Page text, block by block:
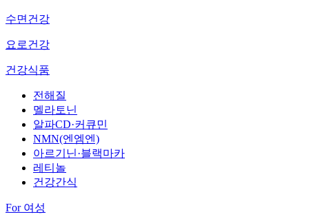
수면건강
요로건강
건강식품
전해질
멜라토닌
알파CD·커큐민
NMN(엔엠엔)
아르기닌·블랙마카
레티놀
건강간식
For 여성